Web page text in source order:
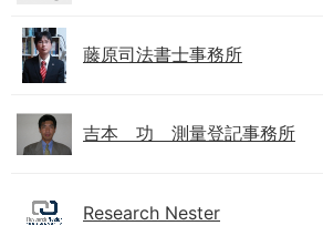
藤原司法書士事務所
吉本 功 測量登記事務所
Research Nester